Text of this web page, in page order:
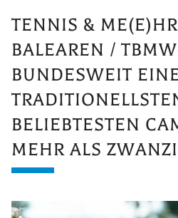
TENNIS &
BALEAREN /
BUNDESWEIT
BELIEBTESTEN
MEHR ALS